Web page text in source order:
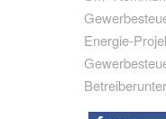
Energie-